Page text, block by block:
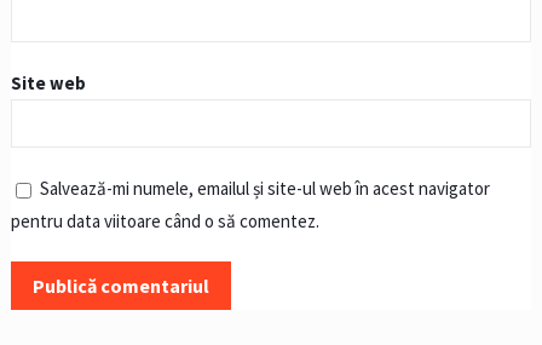
Site web
Salvează-mi numele, emailul și site-ul web în acest navigator
pentru data viitoare când o să comentez.